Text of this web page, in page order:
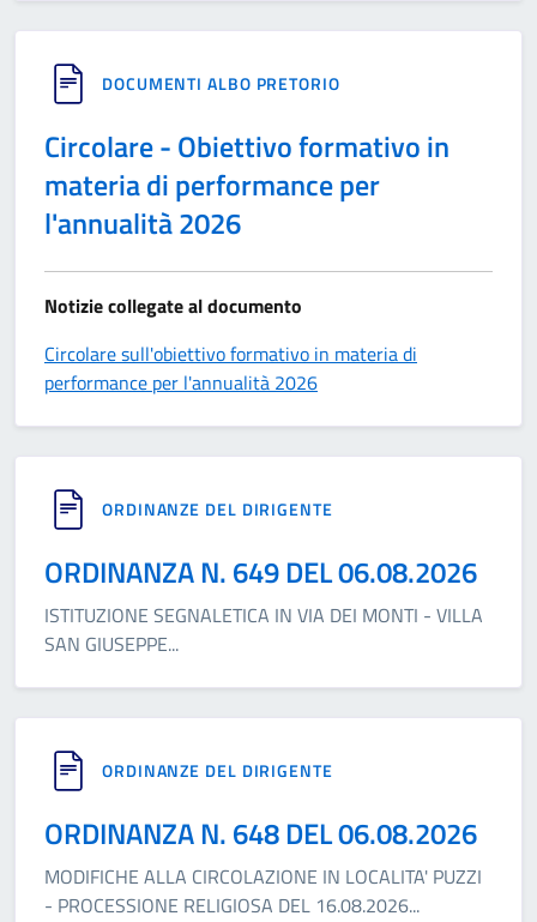
DOCUMENTI ALBO PRETORIO
Circolare - Obiettivo formativo in
materia di performance per
l'annualità 2026
Notizie collegate al documento
Circolare sull'obiettivo formativo in materia di
performance per l'annualità 2026
ORDINANZE DEL DIRIGENTE
ORDINANZA N. 649 DEL 06.08.2026
ISTITUZIONE SEGNALETICA IN VIA DEI MONTI - VILLA
SAN GIUSEPPE...
ORDINANZE DEL DIRIGENTE
ORDINANZA N. 648 DEL 06.08.2026
MODIFICHE ALLA CIRCOLAZIONE IN LOCALITA' PUZZI
- PROCESSIONE RELIGIOSA DEL 16.08.2026...